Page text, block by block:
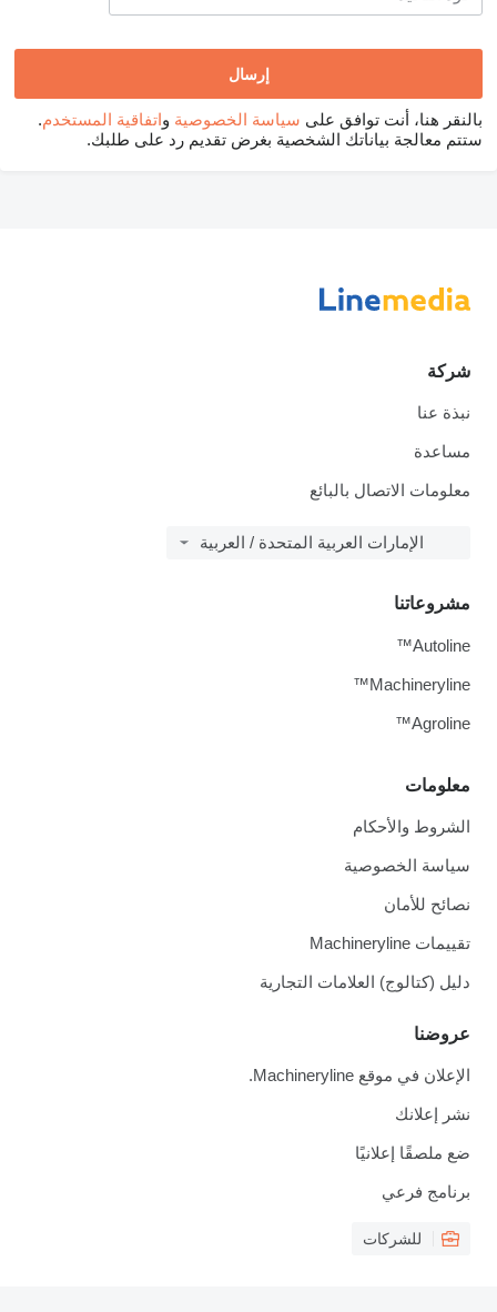
بالنقر هنا، أنت توافق على سياسة الخصوصية واتفاقية المستخدم.
ستتم معالجة بياناتك الشخصية بغرض تقديم رد على طلبك.
شركة
نبذة عنا
مساعدة
معلومات الاتصال بالبائع
الإمارات العربية المتحدة / العربية
معلومات
الشروط والأحكام
سياسة الخصوصية
نصائح للأمان
تقييمات Machineryline
دليل (كتالوج) العلامات التجارية
عروضنا
الإعلان في موقع Machineryline.
نشر إعلانك
ضع ملصقًا إعلانيًا
برنامج فرعي
للشركات
مشروعاتنا
Autoline™
Machineryline™
Agroline™